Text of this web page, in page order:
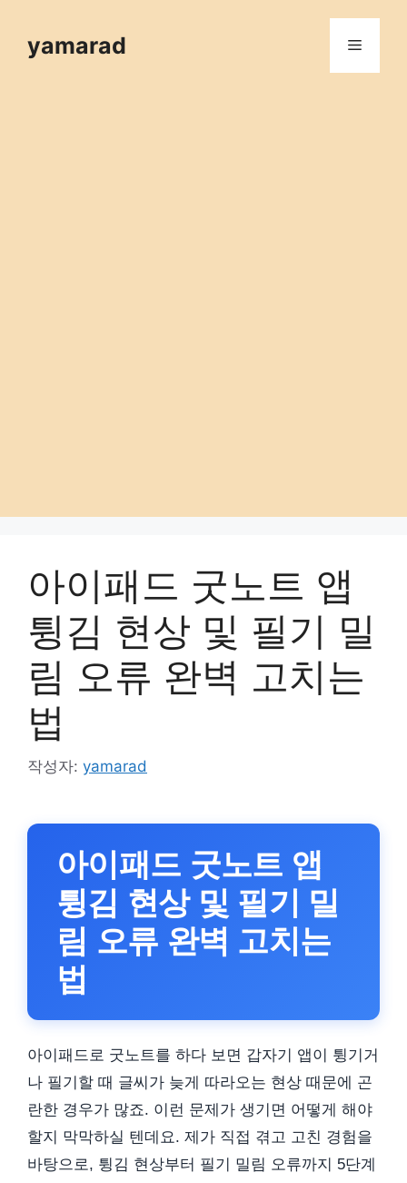
yamarad 메
아이패드 굿노트 앱
튕김 현상 및 필기 밀
림 오류 완벽 고치는
법
작성자: yamarad
아이패드 굿노트 앱
튕김 현상 및 필기 밀
림 오류 완벽 고치는
법
아이패드로 굿노트를 하다 보면 갑자기 앱이 튕기거
나 필기할 때 글씨가 늦게 따라오는 현상 때문에 곤
란한 경우가 많죠. 이런 문제가 생기면 어떻게 해야
할지 막막하실 텐데요. 제가 직접 겪고 고친 경험을
바탕으로, 튕김 현상부터 필기 밀림 오류까지 5단계